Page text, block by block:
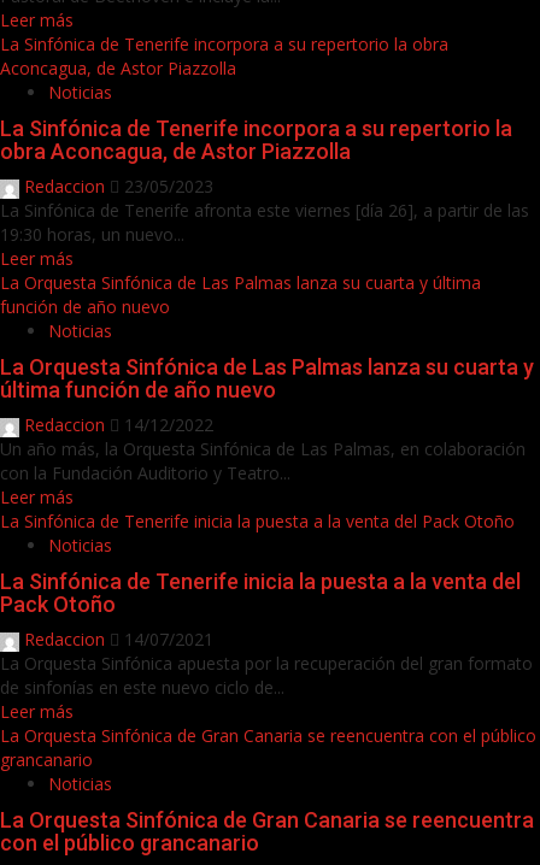
Leer más
La Sinfónica de Tenerife incorpora a su repertorio la obra
Aconcagua, de Astor Piazzolla
Noticias
La Sinfónica de Tenerife incorpora a su repertorio la
obra Aconcagua, de Astor Piazzolla
Redaccion
23/05/2023
La Sinfónica de Tenerife afronta este viernes [día 26], a partir de las
19:30 horas, un nuevo...
Leer más
La Orquesta Sinfónica de Las Palmas lanza su cuarta y última
función de año nuevo
Noticias
La Orquesta Sinfónica de Las Palmas lanza su cuarta y
última función de año nuevo
Redaccion
14/12/2022
Un año más, la Orquesta Sinfónica de Las Palmas, en colaboración
con la Fundación Auditorio y Teatro...
Leer más
La Sinfónica de Tenerife inicia la puesta a la venta del Pack Otoño
Noticias
La Sinfónica de Tenerife inicia la puesta a la venta del
Pack Otoño
Redaccion
14/07/2021
La Orquesta Sinfónica apuesta por la recuperación del gran formato
de sinfonías en este nuevo ciclo de...
Leer más
La Orquesta Sinfónica de Gran Canaria se reencuentra con el público
grancanario
Noticias
La Orquesta Sinfónica de Gran Canaria se reencuentra
con el público grancanario